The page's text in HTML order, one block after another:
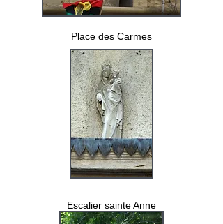
Place des Carmes
Escalier sainte Anne